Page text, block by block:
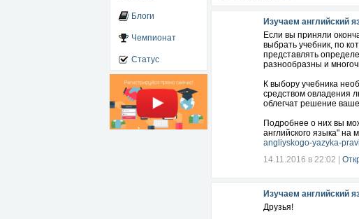
Блоги
Чемпионат
Статус
Изучаем английский
Если вы приняли
выбрать учебник, по
представлять
разнообразны и
К выбору учебника
средством овладения
облегчат решение
Подробнее о них вы
английского языка" на
angliyskogo-yazyka-
14.11.2016 в 22:02
Изучаем английский
Друзья!